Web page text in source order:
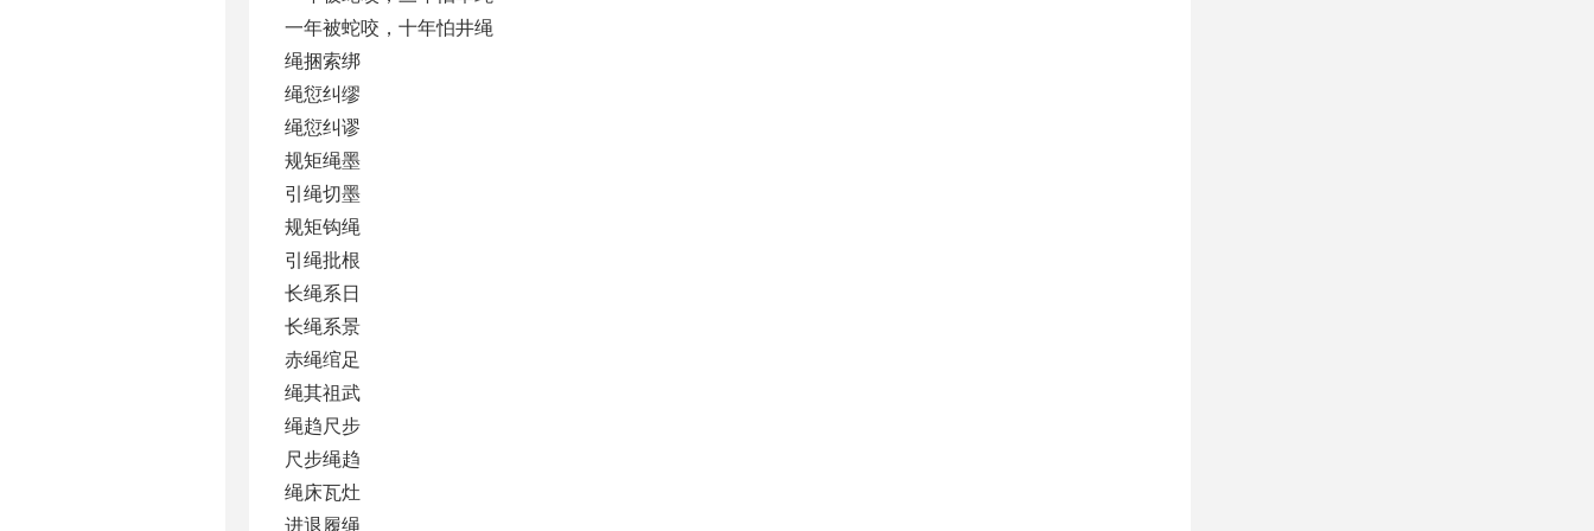
一年被蛇咬，十年怕井绳
绳捆索绑
绳愆纠缪
绳愆纠谬
规矩绳墨
引绳切墨
规矩钩绳
引绳批根
长绳系日
长绳系景
赤绳绾足
绳其祖武
绳趋尺步
尺步绳趋
绳床瓦灶
进退履绳